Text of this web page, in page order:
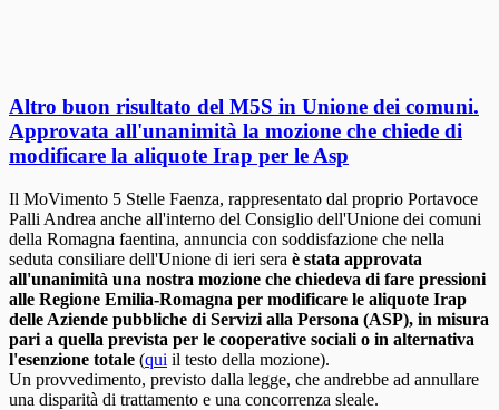
Altro buon risultato del M5S in Unione dei comuni.
Approvata all'unanimità la mozione che chiede di
modificare la aliquote Irap per le Asp
Il MoVimento 5 Stelle Faenza, rappresentato dal proprio Portavoce
Palli Andrea anche all'interno del Consiglio dell'Unione dei comuni
della Romagna faentina, annuncia con soddisfazione che nella
seduta consiliare dell'Unione di ieri sera è stata approvata
all'unanimità una nostra mozione che chiedeva di fare pressioni
alle Regione Emilia-Romagna per modificare le aliquote Irap
delle Aziende pubbliche di Servizi alla Persona (ASP), in misura
pari a quella prevista per le cooperative sociali o in alternativa
l'esenzione totale (qui il testo della mozione).
Un provvedimento, previsto dalla legge, che andrebbe ad annullare
una disparità di trattamento e una concorrenza sleale.